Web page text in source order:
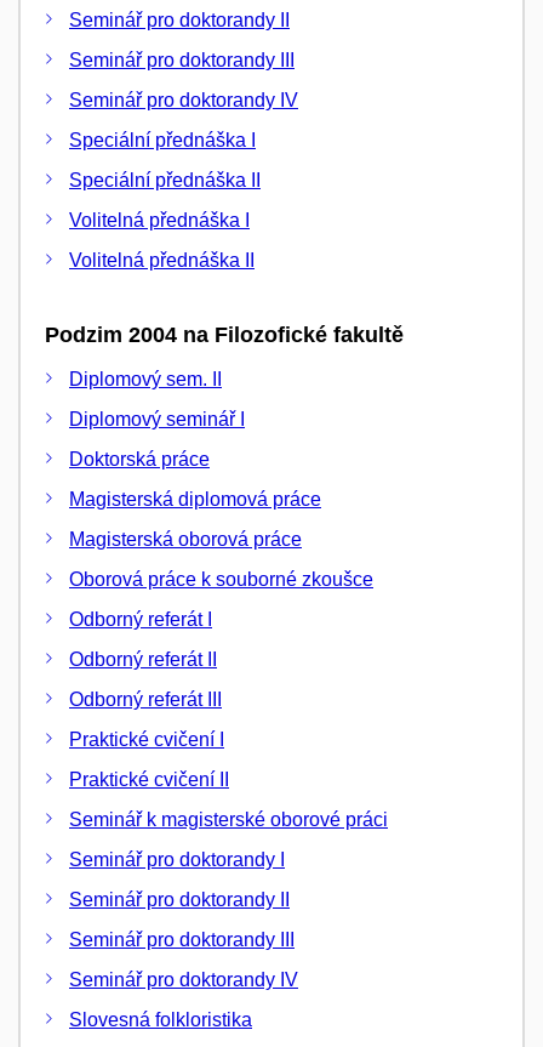
Seminář pro doktorandy II
Seminář pro doktorandy III
Seminář pro doktorandy IV
Speciální přednáška I
Speciální přednáška II
Volitelná přednáška I
Volitelná přednáška II
Podzim 2004 na Filozofické fakultě
Diplomový sem. II
Diplomový seminář I
Doktorská práce
Magisterská diplomová práce
Magisterská oborová práce
Oborová práce k souborné zkoušce
Odborný referát I
Odborný referát II
Odborný referát III
Praktické cvičení I
Praktické cvičení II
Seminář k magisterské oborové práci
Seminář pro doktorandy I
Seminář pro doktorandy II
Seminář pro doktorandy III
Seminář pro doktorandy IV
Slovesná folkloristika